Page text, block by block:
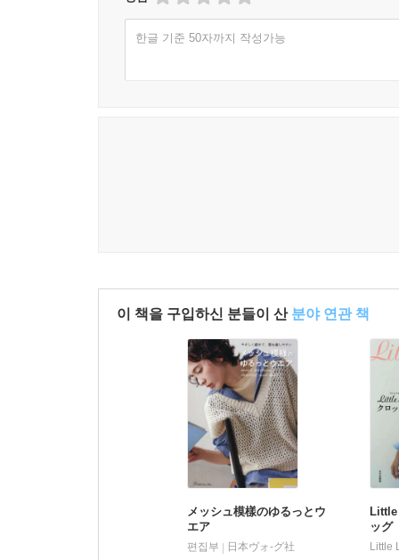
한글 기준 50자까지 작성가능
이 책을 구입하신 분들이 산 분야 연관 책
メッシュ模樣のゆるっとウ
エア
편집부
日本ヴォ-グ社
ッグ
Little